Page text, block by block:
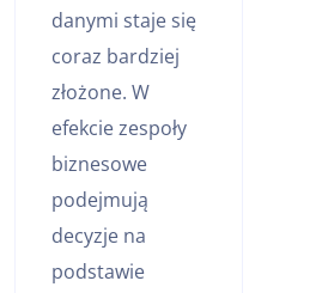
danymi staje się
coraz bardziej
złożone. W
efekcie zespoły
biznesowe
podejmują
decyzje na
podstawie